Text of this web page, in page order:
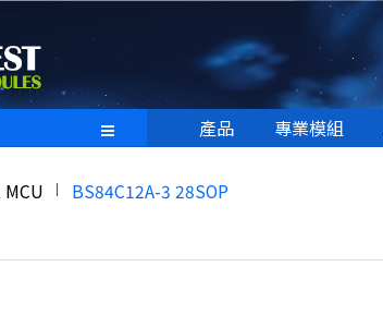
產品 專業模組
BS84C12A-3 28SOP